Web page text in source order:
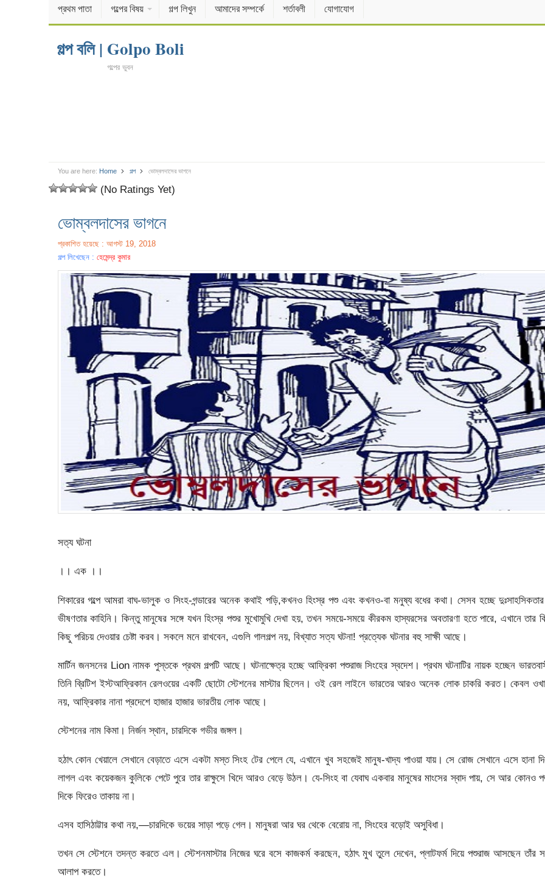
প্রথম পাতা গল্পের বিষয় গল্প লিখুন আমাদের সম্পর্কে শর্তাবলী যোগাযোগ
গল্প বলি | Golpo Boli
গল্পের ভুবন
You are here: Home গল্প ভোম্বলদাসের ভাগনে
(No Ratings Yet)
ভোম্বলদাসের ভাগনে
প্রকাশিত হয়েছে : আগস্ট 19, 2018
গল্প লিখেছেন : হেমেন্দ্র কুমার
সত্য ঘটনা
।। এক ।।
শিকারের গল্পে আমরা বাঘ-ভালুক ও সিংহ-গন্ডারের অনেক কথাই পড়ি,কখনও হিংস্র পশু এবং কখনও-বা মনুষ্য বধের কথা। সেসব হচ্ছে
ভীষণতার কাহিনি। কিন্তু মানুষের সঙ্গে যখন হিংস্র পশুর মুখোমুখি দেখা হয়, তখন সময়ে-সময়ে কীরকম হাস্যরসের অবতারণা হতে পারে, এখানে তার
কিছু পরিচয় দেওয়ার চেষ্টা করব। সকলে মনে রাখবেন, এগুলি গালগল্প নয়, বিখ্যাত সত্য ঘটনা! প্রত্যেক ঘটনার বহু সাক্ষী আছে।
মার্টিন জনসনের Lion নামক পুস্তকে প্রথম গল্পটি আছে। ঘটনাক্ষেত্র হচ্ছে আফ্রিকা পশুরাজ সিংহের স্বদেশ। প্রথম ঘটনাটির নায়ক হচ্ছেন
তিনি ব্রিটিশ ইস্টআফ্রিকান রেলওয়ের একটি ছোটো স্টেশনের মাস্টার ছিলেন। ওই রেল লাইনে ভারতের আরও অনেক লোক চাকরি করত। কেবল
নয়, আফ্রিকার নানা প্রদেশে হাজার হাজার ভারতীয় লোক আছে।
স্টেশনের নাম কিমা। নির্জন স্থান, চারদিকে গভীর জঙ্গল।
হঠাৎ কোন খেয়ালে সেখানে বেড়াতে এসে একটা মস্ত সিংহ টের পেলে যে, এখানে খুব সহজেই মানুষ-খাদ্য পাওয়া যায়। সে রোজ সেখানে এসে হানা
লাগল এবং কয়েকজন কুলিকে পেটে পুরে তার রাক্ষুসে খিদে আরও বেড়ে উঠল। যে-সিংহ বা যেবাঘ একবার মানুষের মাংসের স্বাদ পায়, সে আর কোনও
দিকে ফিরেও তাকায় না।
এসব হাসিঠাট্টার কথা নয়,—চারদিকে ভয়ের সাড়া পড়ে গেল। মানুষরা আর ঘর থেকে বেরোয় না, সিংহের বড়োই অসুবিধা।
তখন সে স্টেশনে তদন্ত করতে এল। স্টেশনমাস্টার নিজের ঘরে বসে কাজকর্ম করছেন, হঠাৎ মুখ তুলে দেখেন, প্লাটফর্ম দিয়ে পশুরাজ আসছেন তাঁর
আলাপ করতে।